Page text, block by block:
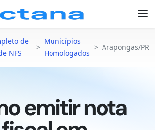
de
NFS
>
Municípios
Homologados
> Arapongas/PR
emitir nota